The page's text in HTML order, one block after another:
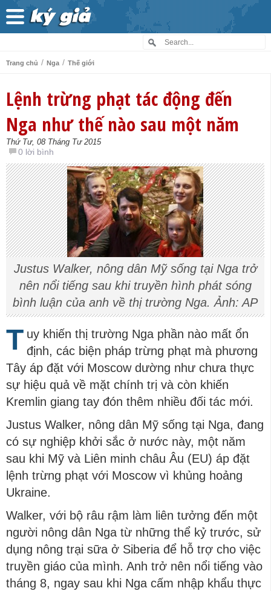
Trang chủ / Nga / Thế giới
Lệnh trừng phạt tác động đến
Nga như thế nào sau một năm
Thứ Tư, 08 Tháng Tư 2015
0 lời bình
Justus Walker, nông dân Mỹ sống tại Nga trở
nên nổi tiếng sau khi truyền hình phát sóng
bình luận của anh về thị trường Nga. Ảnh: AP
T uy khiến thị trường Nga phần nào mất ổn
định, các biện pháp trừng phạt mà phương
Tây áp đặt với Moscow dường như chưa thực
sự hiệu quả về mặt chính trị và còn khiến
Kremlin giang tay đón thêm nhiều đối tác mới.
Justus Walker, nông dân Mỹ sống tại Nga, đang
có sự nghiệp khởi sắc ở nước này, một năm
sau khi Mỹ và Liên minh châu Âu (EU) áp đặt
lệnh trừng phạt với Moscow vì khủng hoảng
Ukraine.
Walker, với bộ râu rậm làm liên tưởng đến một
người nông dân Nga từ những thể kỷ trước, sử
dụng nông trại sữa ở Siberia để hỗ trợ cho việc
truyền giáo của mình. Anh trở nên nổi tiếng vào
tháng 8, ngay sau khi Nga cấm nhập khẩu thực